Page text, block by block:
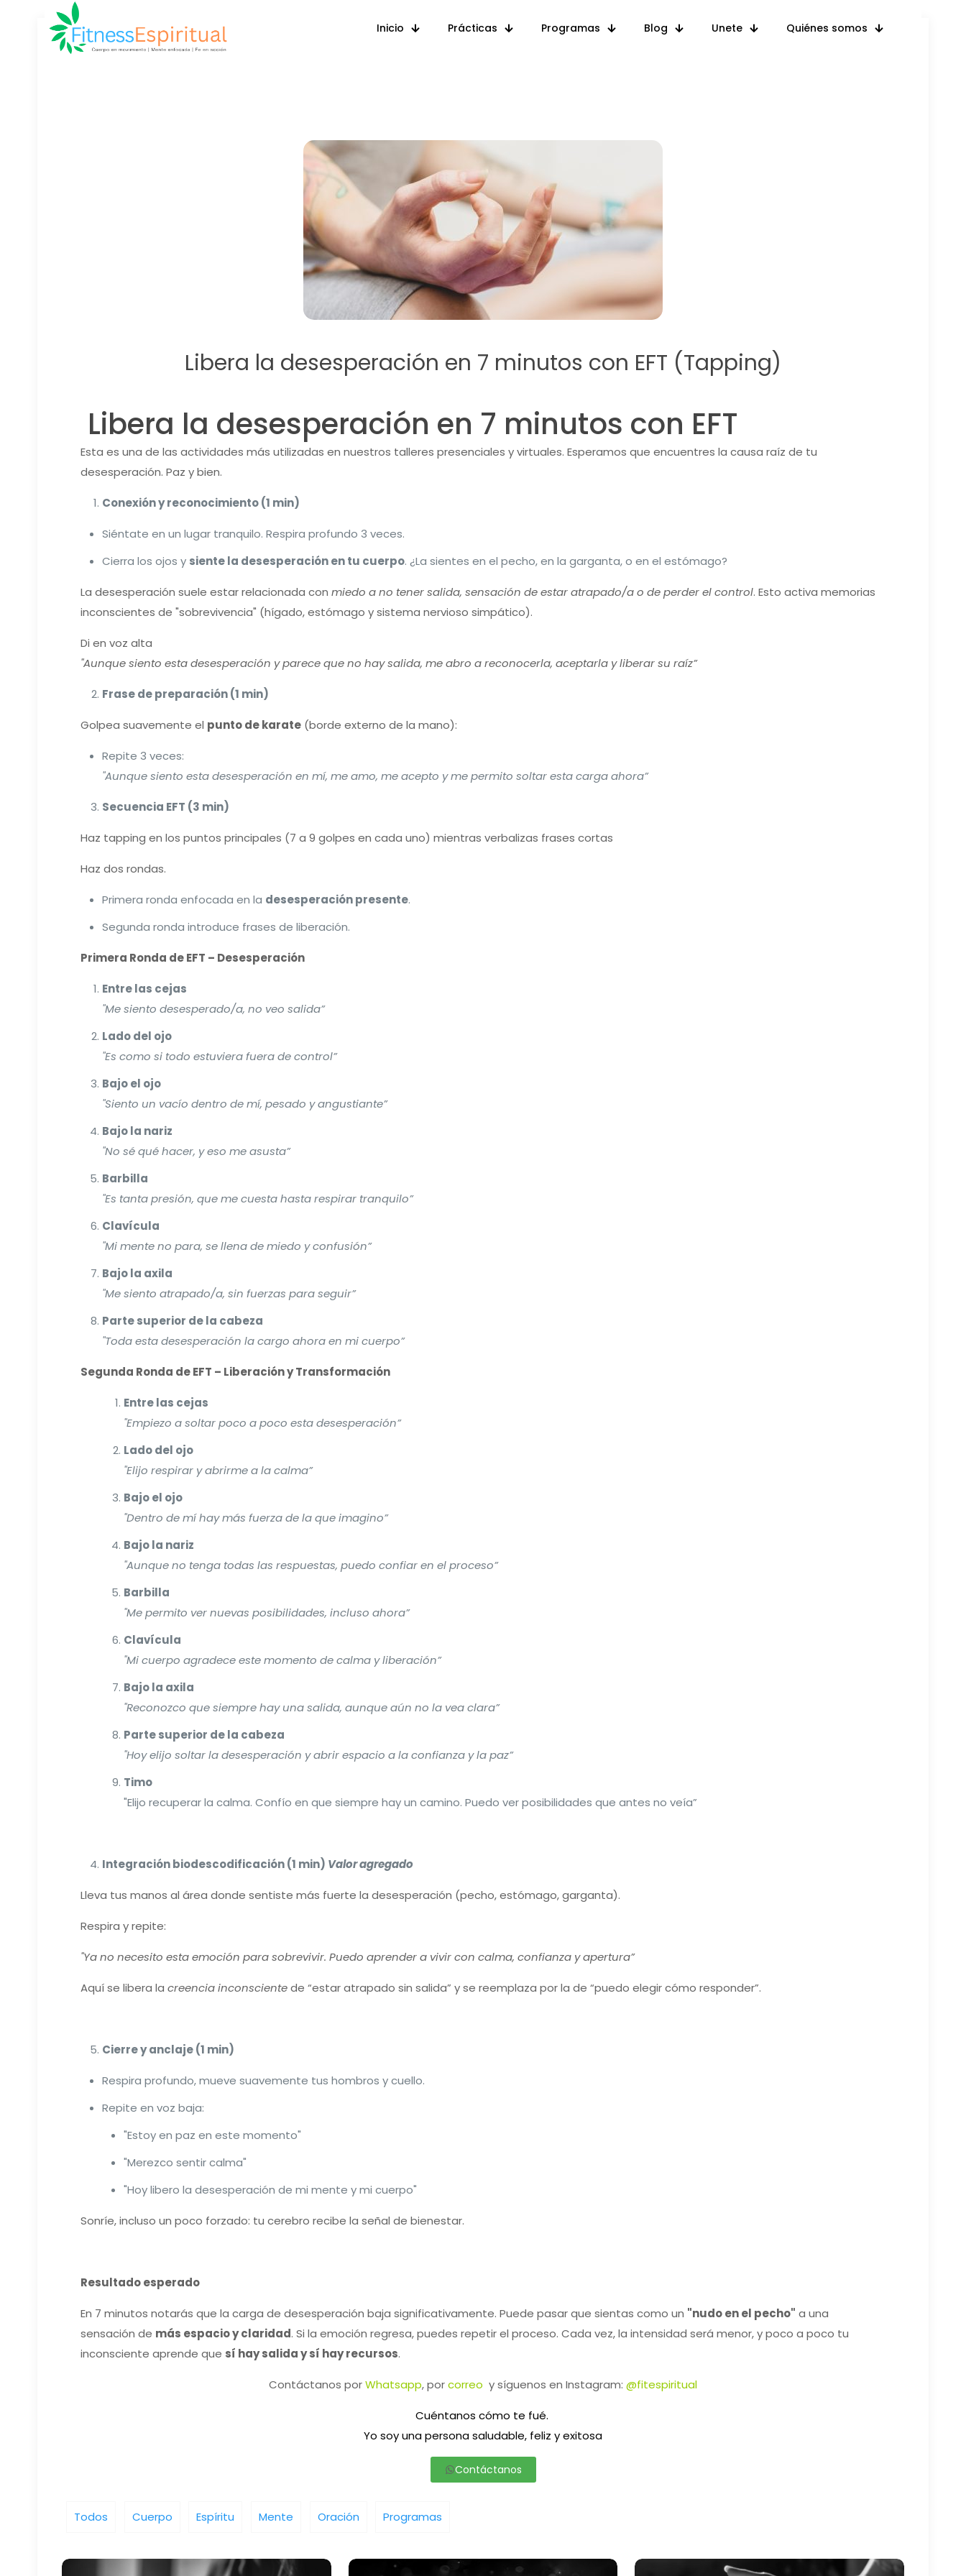
Inicio Prácticas Programas Blog Unete Quiénes somos
Libera la desesperación en 7 minutos con EFT (Tapping)
Libera la desesperación en 7 minutos con EFT
Esta es una de las actividades más utilizadas en nuestros talleres presenciales y virtuales. Esperamos que encuentres la causa raíz de tu
desesperación. Paz y bien.
Conexión y reconocimiento (1 min)
Siéntate en un lugar tranquilo. Respira profundo 3 veces.
Cierra los ojos y siente la desesperación en tu cuerpo. ¿La sientes en el pecho, en la garganta, o en el estómago?
La desesperación suele estar relacionada con miedo a no tener salida, sensación de estar atrapado/a o de perder el control. Esto activa memorias
inconscientes de "sobrevivencia" (hígado, estómago y sistema nervioso simpático).
Di en voz alta
"Aunque siento esta desesperación y parece que no hay salida, me abro a reconocerla, aceptarla y liberar su raíz”
Frase de preparación (1 min)
Golpea suavemente el punto de karate (borde externo de la mano):
Repite 3 veces:
"Aunque siento esta desesperación en mí, me amo, me acepto y me permito soltar esta carga ahora”
Secuencia EFT (3 min)
Haz tapping en los puntos principales (7 a 9 golpes en cada uno) mientras verbalizas frases cortas
Haz dos rondas.
Primera ronda enfocada en la desesperación presente.
Segunda ronda introduce frases de liberación.
Primera Ronda de EFT – Desesperación
Entre las cejas
"Me siento desesperado/a, no veo salida”
Lado del ojo
"Es como si todo estuviera fuera de control”
Bajo el ojo
"Siento un vacío dentro de mí, pesado y angustiante”
Bajo la nariz
"No sé qué hacer, y eso me asusta”
Barbilla
"Es tanta presión, que me cuesta hasta respirar tranquilo”
Clavícula
"Mi mente no para, se llena de miedo y confusión”
Bajo la axila
"Me siento atrapado/a, sin fuerzas para seguir”
Parte superior de la cabeza
"Toda esta desesperación la cargo ahora en mi cuerpo”
Segunda Ronda de EFT – Liberación y Transformación
Entre las cejas
"Empiezo a soltar poco a poco esta desesperación”
Lado del ojo
"Elijo respirar y abrirme a la calma”
Bajo el ojo
"Dentro de mí hay más fuerza de la que imagino”
Bajo la nariz
"Aunque no tenga todas las respuestas, puedo confiar en el proceso”
Barbilla
"Me permito ver nuevas posibilidades, incluso ahora”
Clavícula
"Mi cuerpo agradece este momento de calma y liberación”
Bajo la axila
"Reconozco que siempre hay una salida, aunque aún no la vea clara”
Parte superior de la cabeza
"Hoy elijo soltar la desesperación y abrir espacio a la confianza y la paz”
Timo
"Elijo recuperar la calma. Confío en que siempre hay un camino. Puedo ver posibilidades que antes no veía”
Integración biodescodificación (1 min) Valor agregado
Lleva tus manos al área donde sentiste más fuerte la desesperación (pecho, estómago, garganta).
Respira y repite:
"Ya no necesito esta emoción para sobrevivir. Puedo aprender a vivir con calma, confianza y apertura”
Aquí se libera la creencia inconscientede “estar atrapado sin salida” y se reemplaza por la de “puedo elegir cómo responder”.
Cierre y anclaje (1 min)
Respira profundo, mueve suavemente tus hombros y cuello.
Repite en voz baja:
"Estoy en paz en este momento"
"Merezco sentir calma"
"Hoy libero la desesperación de mi mente y mi cuerpo"
Sonríe, incluso un poco forzado: tu cerebro recibe la señal de bienestar.
Resultado esperado
En 7 minutos notarás que la carga de desesperación baja significativamente. Puede pasar que sientas como un "nudo en el pecho" a una
sensación de más espacio y claridad. Si la emoción regresa, puedes repetir el proceso. Cada vez, la intensidad será menor, y poco a poco tu
inconsciente aprende que sí hay salida y sí hay recursos.
Contáctanos porWhatsapp, porcorreo y síguenos en Instagram: @fitespiritual
Cuéntanos cómo te fué.
Yo soy una persona saludable, feliz y exitosa
Contáctanos
Todos Cuerpo Espíritu Mente Oración Programas